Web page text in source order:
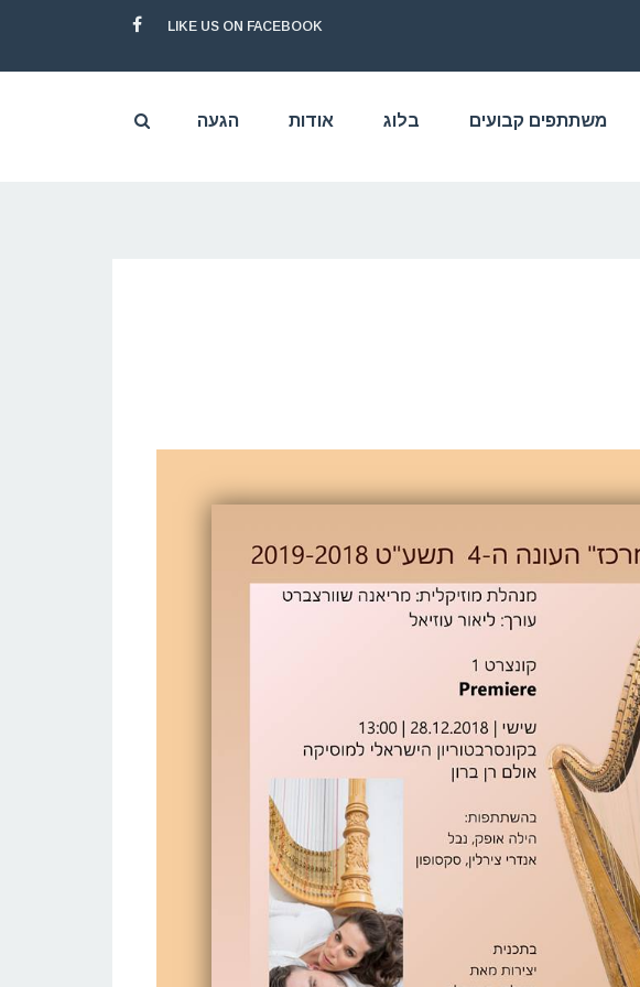
LIKE US ON FACEBOOK
משתתפים קבועים בלוג אודות הגעה